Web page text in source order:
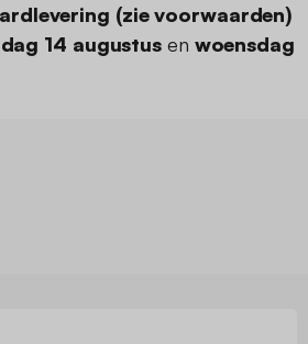
(zie voorwaarden)
14 augustus en woensdag